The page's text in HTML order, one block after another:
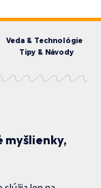
Veda & Technológie
Tipy & Návody
myšlienky,